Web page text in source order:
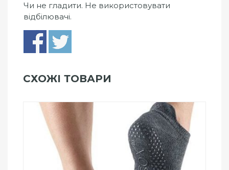
Чи не гладити. Не використовувати
відбілювачі.
СХОЖІ ТОВАРИ
ПРИДБАТИ
Add to Wishlist